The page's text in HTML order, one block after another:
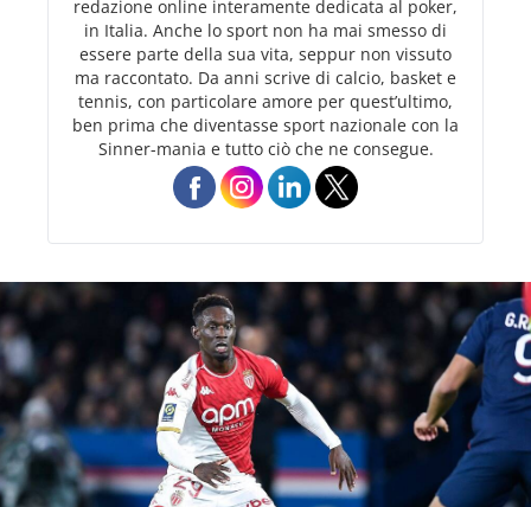
redazione online interamente dedicata al poker,
in Italia. Anche lo sport non ha mai smesso di
essere parte della sua vita, seppur non vissuto
ma raccontato. Da anni scrive di calcio, basket e
tennis, con particolare amore per quest’ultimo,
ben prima che diventasse sport nazionale con la
Sinner-mania e tutto ciò che ne consegue.